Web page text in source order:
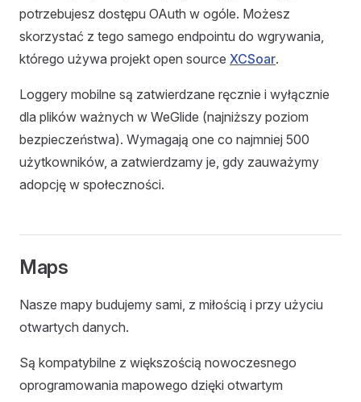
potrzebujesz dostępu OAuth w ogóle. Możesz
skorzystać z tego samego endpointu do wgrywania,
którego używa projekt open source XCSoar.
Loggery mobilne są zatwierdzane ręcznie i wyłącznie
dla plików ważnych w WeGlide (najniższy poziom
bezpieczeństwa). Wymagają one co najmniej 500
użytkowników, a zatwierdzamy je, gdy zauważymy
adopcję w społeczności.
Maps
Nasze mapy budujemy sami, z miłością i przy użyciu
otwartych danych.
Są kompatybilne z większością nowoczesnego
oprogramowania mapowego dzięki otwartym